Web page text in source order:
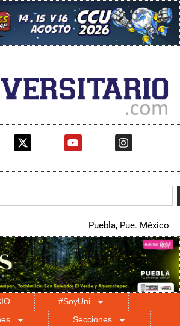
Puebla, Pue. México
#SoyUni
Secciones